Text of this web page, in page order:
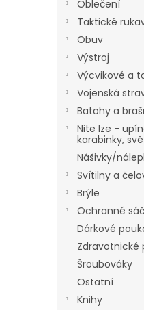
Oblečení
Taktické
Obuv
Výstroj
Výcvikové a
Vojenská
Batohy a
Nite Ize -
karabinky,
Nášivky/
Svítilny a
Brýle
Ochranné
Dárkové
Zdravotnické
Šroubováky
Ostatní
Knihy